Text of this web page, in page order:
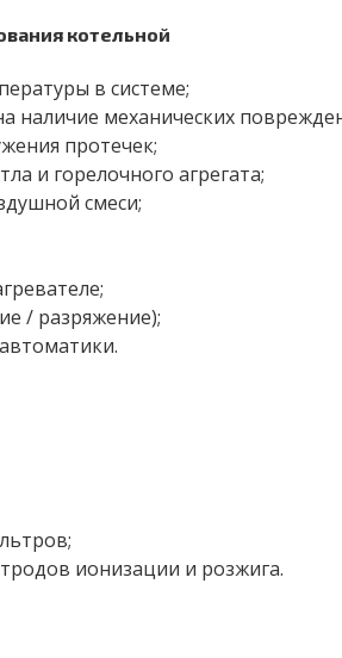
котельной
в системе;
наличие механических
протечек;
и горелочного агрегата;
смеси;
/ разряжение);
ионизации и розжига.